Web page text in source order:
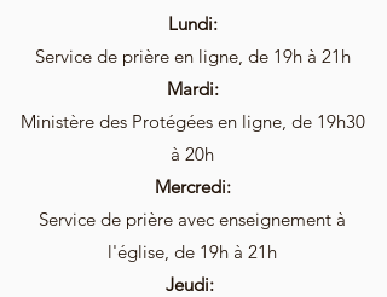
Lundi:
Service de prière enligne, de 19h à 21h
Mardi:
Ministère des Protégées enligne, de 19h30
à 20h
Mercredi:
Service de prière avec enseignement à
l'église, de 19h à 21h
Jeudi: